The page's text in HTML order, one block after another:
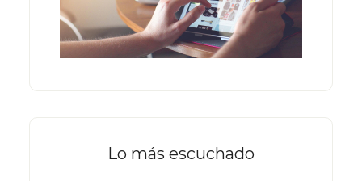
Lo más escuchado